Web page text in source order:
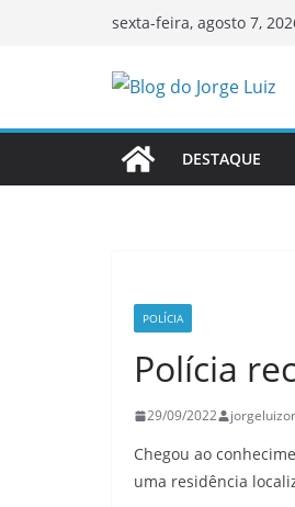
sexta-feira, agosto 7,
DESTAQUE
POLÍCIA
Polícia
29/09/2022
Chegou ao
uma residência